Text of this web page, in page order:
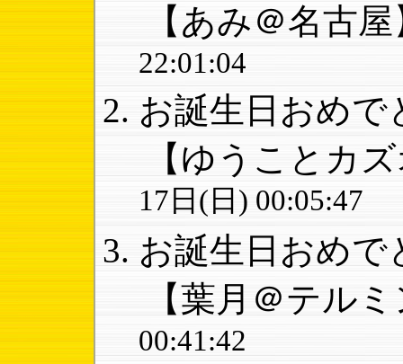
【あみ＠名古
22:01:04
お誕生日おめで
【ゆうことカ
17日(日) 00:05:47
お誕生日おめで
【葉月＠テル
00:41:42